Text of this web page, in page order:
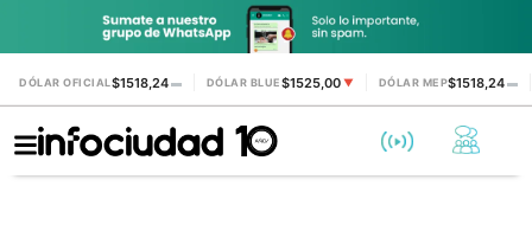
DÓLAR OFICIAL$1518,24 ▬ DÓLAR BLUE$1525,00 ▼ DÓLAR MEP$1518,24▬